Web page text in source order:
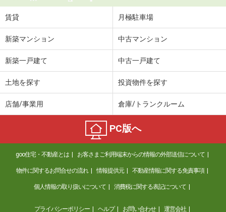
賃貸 月極駐車場
新築マンション 中古マンション
新築一戸建て 中古一戸建て
土地を探す 投資物件を探す
店舗/事業用 倉庫/トランクルーム
PC版へ
goo住宅・不動産とは お客さまご利用端末からの情報の外部送信について
物件に関するお問合せの流れ 情報提供元 不動産情報に関する免責事項
個人情報の取り扱いについて 消費税に関する表記について
プライバシーポリシー ヘルプ お問い合わせ 運営会社